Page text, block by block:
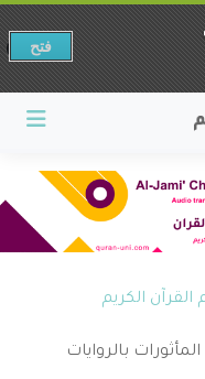
القرآن الكريم
بالروايات
فتح